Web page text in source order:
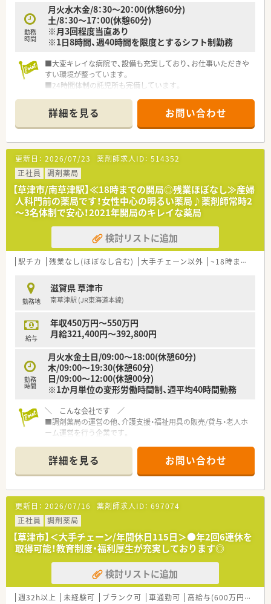
■休日は日曜日と祝日に加えて半日休みが週に2回あり、無理な
く勤務できる体制です
■滋賀県内の店舗間は距離が近いため、転居を伴うような無理な
転勤は発生しません
勤務
時間
月火水木金/8：30～20：00(休憩60分)
土/8：30～17：00(休憩60分)
※月3回程度当直あり
※1日8時間、週40時間を限度とするシフト制勤務
■大変キレイな病院で、設備も充実しており、お仕事いただきや
すい環境が整っています。
■24時間体制の託児所も完備しています。
詳細を見る お問い合わせ
更新日： 2026/07/23 薬剤師求人ID： 514352
正社員
調剤薬局
【草津市/南草津駅】≪18時までの開局◎残業ほぼなし≫産婦
人科門前の薬局です！女性中心の明るい薬局♪薬剤師常時2
～3名体制で安心！2021年開局のキレイな薬局
検討リストに追加
駅チカ 残業なし(ほぼなし含む) 大手チェーン以外 ~18時までの職場
勤務地
滋賀県 草津市
南草津駅 (JR東海道本線)
給与
年収450万円～550万円
月給321,400円～392,800円
勤務
時間
月火水金土日/09:00〜18:00(休憩60分)
木/09:00〜19:30(休憩60分)
日/09:00〜12:00(休憩00分)
※1か月単位の変形労働時間制、週平均40時間勤務
＼ こんな会社です ／
■調剤薬局の運営の他、介護支援・福祉用具の販売/貸与・老人ホ
ーム運営を行う企業です。
■代表は薬剤師様ですので、薬剤師様の働きやすい職場を意識さ
れた職場環境を意識されております。
＼ こんな薬局です ／
■JR東海道本線『南草津』駅から徒歩3分ほどの薬局です！公共交
通機関でもお通いいただけるため運転に自信がない方にもオス
スメ！
■駅前店舗のため駐車場はございませんが、お車通勤も相談のう
え可能です◎
■婦人科を中心とした複数科目の処方箋を応需しています！処方
枚数は1日50枚ほど対応しています。
■女性スタッフ中心の店舗です！薬剤師は常時複数名体制で雰囲
気の良い薬局です！
■2021年に開局した店舗ですので、明るく清潔感があり、プライ
詳細を見る お問い合わせ
更新日： 2026/07/16 薬剤師求人ID： 697074
正社員
調剤薬局
【草津市】＜大手チェーン/年間休日115日＞●年2回6連休を
取得可能！教育制度・福利厚生が充実しております◎
検討リストに追加
週32h以上 未経験可 ブランク可 車通勤可 高給与(600万円以上)